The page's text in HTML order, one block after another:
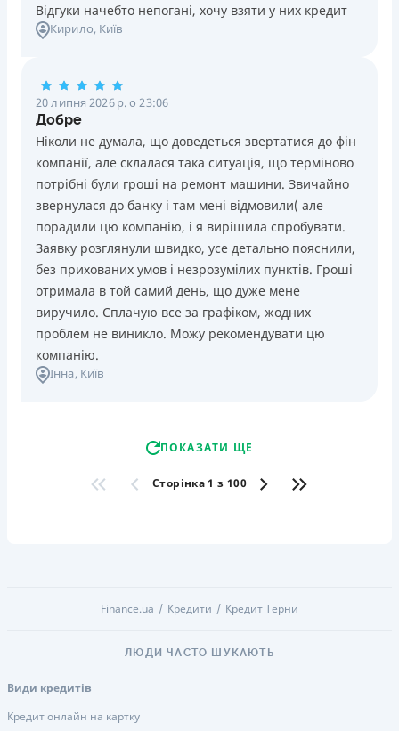
Відгуки начебто непогані, хочу взяти у них кредит
Кирило, Київ
20 липня 2026 р. о 23:06
Добре
Ніколи не думала, що доведеться звертатися до фін
компанії, але склалася така ситуація, що терміново
потрібні були гроші на ремонт машини. Звичайно
звернулася до банку і там мені відмовили( але
порадили цю компанію, і я вирішила спробувати.
Заявку розглянули швидко, усе детально пояснили,
без прихованих умов і незрозумілих пунктів. Гроші
отримала в той самий день, що дуже мене
виручило. Сплачую все за графіком, жодних
проблем не виникло. Можу рекомендувати цю
компанію.
Інна, Київ
ПОКАЗАТИ ЩЕ
Сторінка 1 з 100
Finance.ua Кредити Кредит Терни
ЛЮДИ ЧАСТО ШУКАЮТЬ
Види кредитів
Кредит онлайн на картку